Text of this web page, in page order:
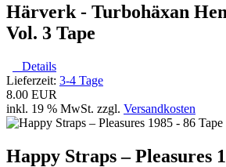
Härverk - Turbohäxan
Vol. 3 Tape
Details
Lieferzeit: 3-4 Tage
8.00 EUR
inkl. 19 % MwSt. zzgl. Versandkosten
Happy Straps ‎– Pleasures